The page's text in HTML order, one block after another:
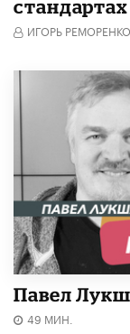
ИГОРЬ РЕМОРЕНКО
Павел
49 МИН.